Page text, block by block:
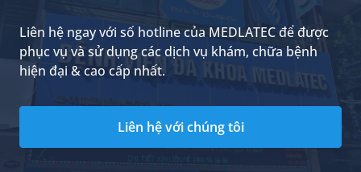
Liên hệ ngay với số hotline của MEDLATEC để được
phục vụ và sử dụng các dịch vụ khám, chữa bệnh
hiện đại & cao cấp nhất.
Liên hệ với chúng tôi